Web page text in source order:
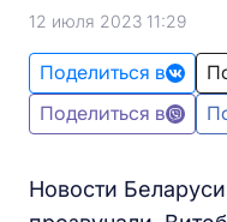
12 июля 2023 11:29
Поделиться в
Поделиться в
Новости